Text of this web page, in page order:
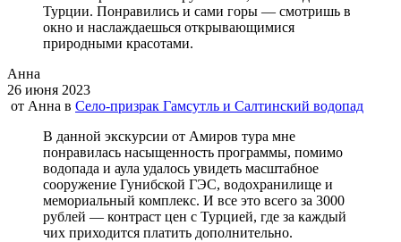
Турции. Понравились и сами горы — смотришь в
окно и наслаждаешься открывающимися
природными красотами.
Анна
26 июня 2023
от Анна в Село-призрак Гамсутль и Салтинский водопад
В данной экскурсии от Амиров тура мне
понравилась насыщенность программы, помимо
водопада и аула удалось увидеть масштабное
сооружение Гунибской ГЭС, водохранилище и
мемориальный комплекс. И все это всего за 3000
рублей — контраст цен с Турцией, где за каждый
чих приходится платить дополнительно.